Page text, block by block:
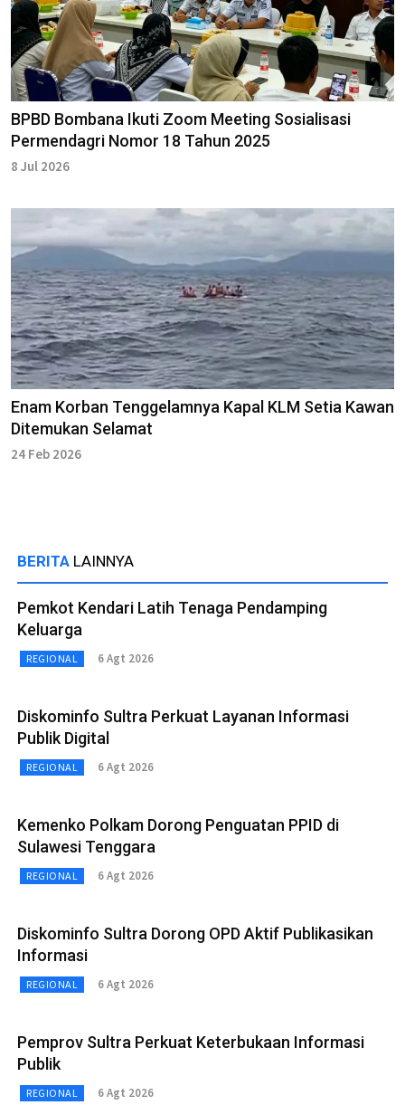
BPBD Bombana Ikuti Zoom Meeting Sosialisasi
Permendagri Nomor 18 Tahun 2025
8 Jul 2026
Enam Korban Tenggelamnya Kapal KLM Setia Kawan
Ditemukan Selamat
24 Feb 2026
BERITA LAINNYA
Pemkot Kendari Latih Tenaga Pendamping
Keluarga
REGIONAL 6 Agt 2026
Diskominfo Sultra Perkuat Layanan Informasi
Publik Digital
REGIONAL 6 Agt 2026
Kemenko Polkam Dorong Penguatan PPID di
Sulawesi Tenggara
REGIONAL 6 Agt 2026
Diskominfo Sultra Dorong OPD Aktif Publikasikan
Informasi
REGIONAL 6 Agt 2026
Pemprov Sultra Perkuat Keterbukaan Informasi
Publik
REGIONAL 6 Agt 2026